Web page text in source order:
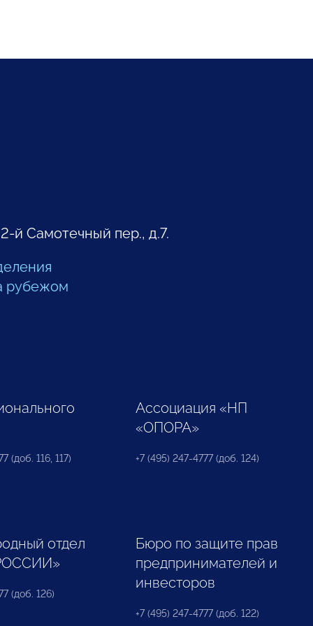
й Самотечный пер., д.7.
рубежом
(доб. 116, 117)
Ассоциация «НП
«ОПОРА»
+7 (495) 247-4777 (доб. 124)
отдел
(доб. 126)
Бюро по защите прав
предпринимателей и
инвесторов
+7 (495) 247-4777 (доб. 122)